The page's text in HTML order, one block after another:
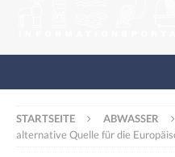
STARTSEITE ABWASSER
alternative Quelle für die